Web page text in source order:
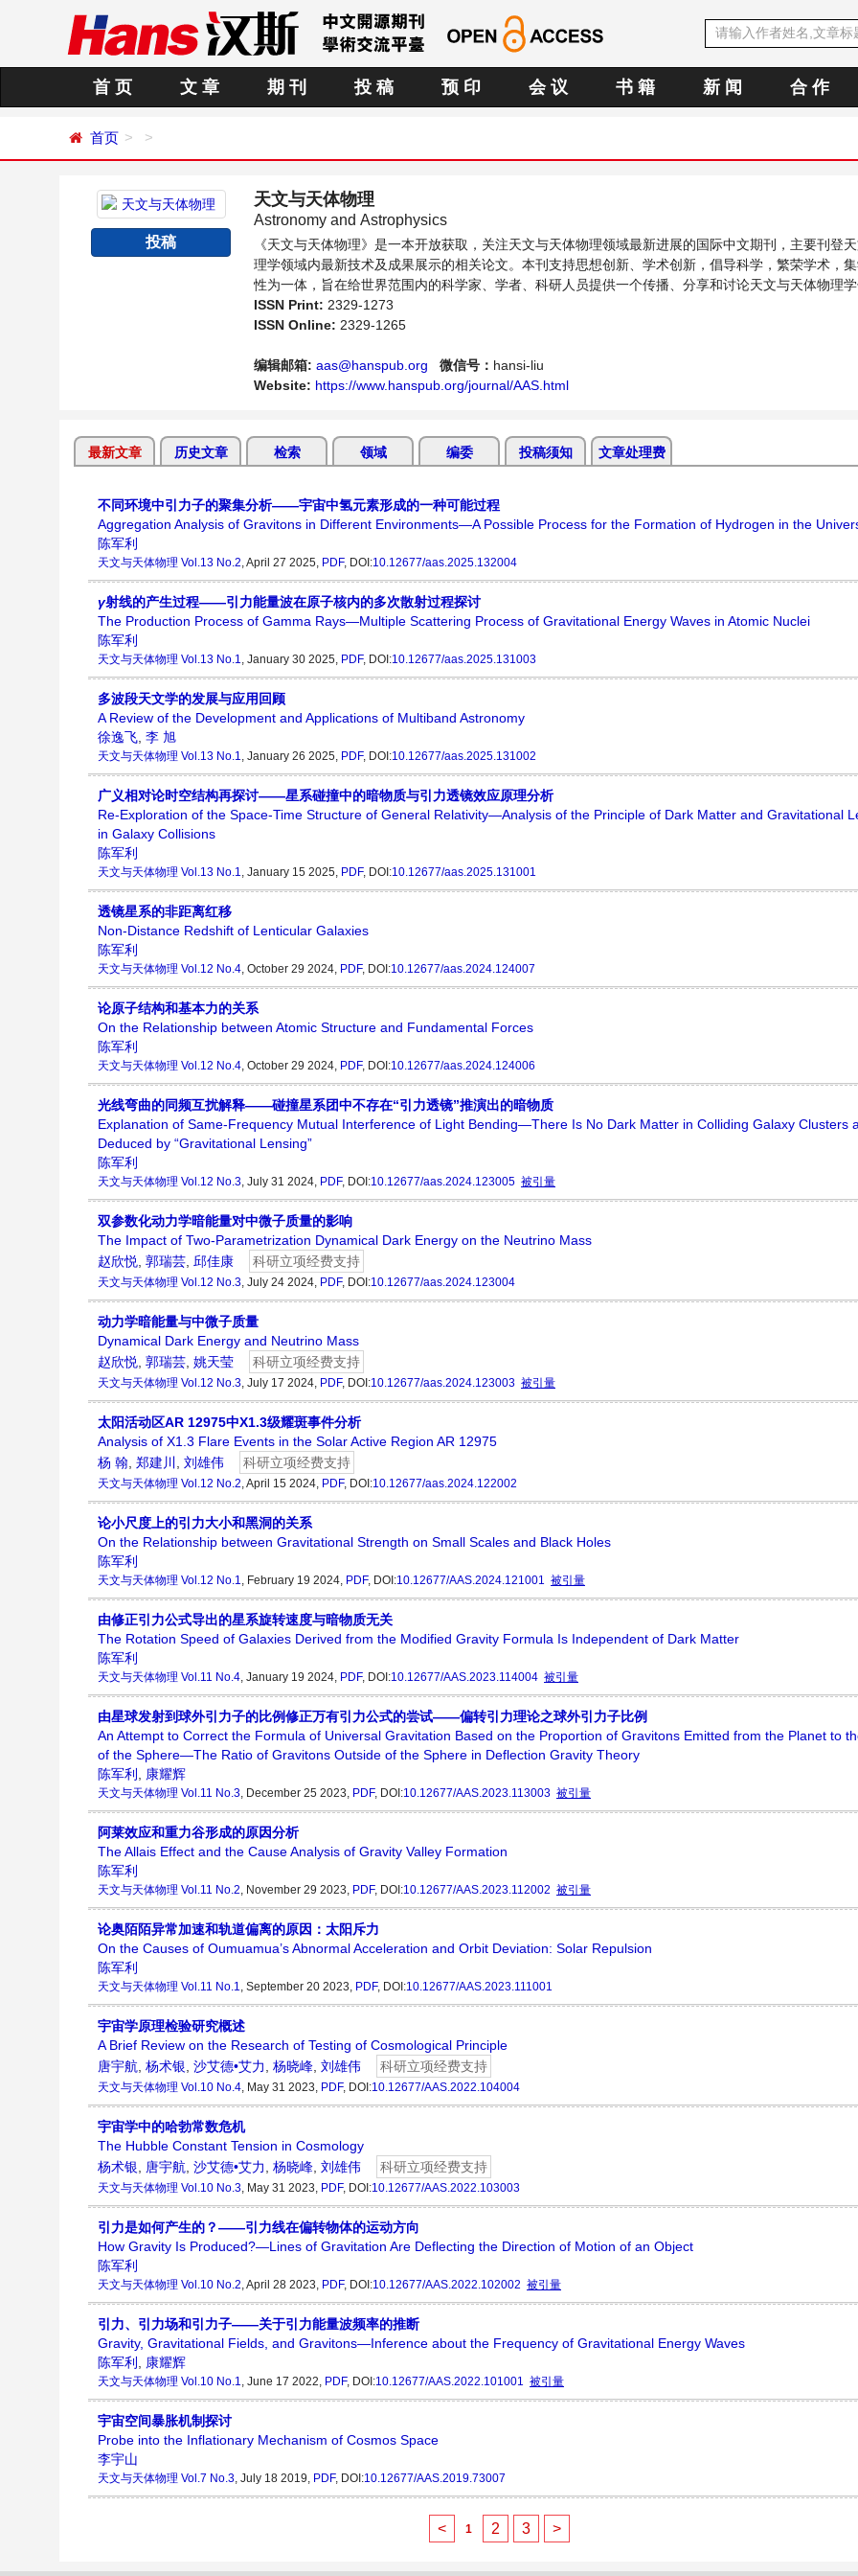
首 页 文 章 期 刊 投 稿 预 印 会 议 书 籍 新 闻 合 作
首页
投稿
天文与天体物理
Astronomy and Astrophysics
《天文与天体物理》是一本开放获取，关注天文与天体物理领域最新进展的国际中文期刊，主要刊登
理学领域内最新技术及成果展示的相关论文。本刊支持思想创新、学术创新，倡导科学，繁荣学术，
性为一体，旨在给世界范围内的科学家、学者、科研人员提供一个传播、分享和讨论天文与天体物理
向问题与发展的交流平台。
ISSN Print: 2329-1273
ISSN Online: 2329-1265
编辑邮箱: aas@hanspub.org 微信号： hansi-liu
Website: https://www.hanspub.org/journal/AAS.html
最新文章 历史文章 检索 领域 编委 投稿须知 文章处理费
不同环境中引力子的聚集分析——宇宙中氢元素形成的一种可能过程
Aggregation Analysis of Gravitons in Different Environments—A Possible Process for the Formation of Hydrogen in the
陈军利
天文与天体物理 Vol.13 No.2, April 27 2025, PDF, DOI:10.12677/aas.2025.132004
γ射线的产生过程——引力能量波在原子核内的多次散射过程探讨
The Production Process of Gamma Rays—Multiple Scattering Process of Gravitational Energy Waves in Atomic Nuclei
陈军利
天文与天体物理 Vol.13 No.1, January 30 2025, PDF, DOI:10.12677/aas.2025.131003
多波段天文学的发展与应用回顾
A Review of the Development and Applications of Multiband Astronomy
徐逸飞 李 旭
天文与天体物理 Vol.13 No.1, January 26 2025, PDF, DOI:10.12677/aas.2025.131002
广义相对论时空结构再探讨——星系碰撞中的暗物质与引力透镜效应原理分析
Re-Exploration of the Space-Time Structure of General Relativity—Analysis of the Principle of Dark Matter and Gravitational
in Galaxy Collisions
陈军利
天文与天体物理 Vol.13 No.1, January 15 2025, PDF, DOI:10.12677/aas.2025.131001
透镜星系的非距离红移
Non-Distance Redshift of Lenticular Galaxies
陈军利
天文与天体物理 Vol.12 No.4, October 29 2024, PDF, DOI:10.12677/aas.2024.124007
论原子结构和基本力的关系
On the Relationship between Atomic Structure and Fundamental Forces
陈军利
天文与天体物理 Vol.12 No.4, October 29 2024, PDF, DOI:10.12677/aas.2024.124006
光线弯曲的同频互扰解释——碰撞星系团中不存在“引力透镜”推演出的暗物质
Explanation of Same-Frequency Mutual Interference of Light Bending—There Is No Dark Matter in Colliding Galaxy Clusters
Deduced by “Gravitational Lensing”
陈军利
天文与天体物理 Vol.12 No.3, July 31 2024, PDF, DOI:10.12677/aas.2024.123005 被引量
双参数化动力学暗能量对中微子质量的影响
The Impact of Two-Parametrization Dynamical Dark Energy on the Neutrino Mass
赵欣悦 郭瑞芸 邱佳康 科研立项经费支持
天文与天体物理 Vol.12 No.3, July 24 2024, PDF, DOI:10.12677/aas.2024.123004
动力学暗能量与中微子质量
Dynamical Dark Energy and Neutrino Mass
赵欣悦 郭瑞芸 姚天莹 科研立项经费支持
天文与天体物理 Vol.12 No.3, July 17 2024, PDF, DOI:10.12677/aas.2024.123003 被引量
太阳活动区AR 12975中X1.3级耀斑事件分析
Analysis of X1.3 Flare Events in the Solar Active Region AR 12975
杨 翰 郑建川 刘雄伟 科研立项经费支持
天文与天体物理 Vol.12 No.2, April 15 2024, PDF, DOI:10.12677/aas.2024.122002
论小尺度上的引力大小和黑洞的关系
On the Relationship between Gravitational Strength on Small Scales and Black Holes
陈军利
天文与天体物理 Vol.12 No.1, February 19 2024, PDF, DOI:10.12677/AAS.2024.121001 被引量
由修正引力公式导出的星系旋转速度与暗物质无关
The Rotation Speed of Galaxies Derived from the Modified Gravity Formula Is Independent of Dark Matter
陈军利
天文与天体物理 Vol.11 No.4, January 19 2024, PDF, DOI:10.12677/AAS.2023.114004 被引量
由星球发射到球外引力子的比例修正万有引力公式的尝试——偏转引力理论之球外引力子比例
An Attempt to Correct the Formula of Universal Gravitation Based on the Proportion of Gravitons Emitted from the Planet to
of the Sphere—The Ratio of Gravitons Outside of the Sphere in Deflection Gravity Theory
陈军利
康耀辉
天文与天体物理 Vol.11 No.3, December 25 2023, PDF, DOI:10.12677/AAS.2023.113003 被引量
阿莱效应和重力谷形成的原因分析
The Allais Effect and the Cause Analysis of Gravity Valley Formation
陈军利
天文与天体物理 Vol.11 No.2, November 29 2023, PDF, DOI:10.12677/AAS.2023.112002 被引量
论奥陌陌异常加速和轨道偏离的原因：太阳斥力
On the Causes of Oumuamua’s Abnormal Acceleration and Orbit Deviation: Solar Repulsion
陈军利
天文与天体物理 Vol.11 No.1, September 20 2023, PDF, DOI:10.12677/AAS.2023.111001
宇宙学原理检验研究概述
A Brief Review on the Research of Testing of Cosmological Principle
唐宇航 杨术银 沙艾德•艾力 杨晓峰 刘雄伟 科研立项经费支持
天文与天体物理 Vol.10 No.4, May 31 2023, PDF, DOI:10.12677/AAS.2022.104004
宇宙学中的哈勃常数危机
The Hubble Constant Tension in Cosmology
杨术银
唐宇航 沙艾德•艾力 杨晓峰 刘雄伟 科研立项经费支持
天文与天体物理 Vol.10 No.3, May 31 2023, PDF, DOI:10.12677/AAS.2022.103003
引力是如何产生的？——引力线在偏转物体的运动方向
How Gravity Is Produced?—Lines of Gravitation Are Deflecting the Direction of Motion of an Object
陈军利
天文与天体物理 Vol.10 No.2, April 28 2023, PDF, DOI:10.12677/AAS.2022.102002 被引量
引力、引力场和引力子——关于引力能量波频率的推断
Gravity, Gravitational Fields, and Gravitons—Inference about the Frequency of Gravitational Energy Waves
陈军利
康耀辉
天文与天体物理 Vol.10 No.1, June 17 2022, PDF, DOI:10.12677/AAS.2022.101001 被引量
宇宙空间暴胀机制探讨
Probe into the Inflationary Mechanism of Cosmos Space
李宇山
天文与天体物理 Vol.7 No.3, July 18 2019, PDF, DOI:10.12677/AAS.2019.73007
< 1 2 3 >